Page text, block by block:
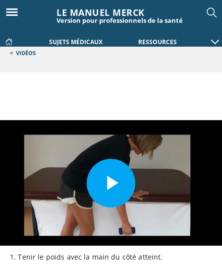
LE MANUEL MERCK
Version pour professionnels de la santé
SUJETS MÉDICAUX RESSOURCES
< VIDÉOS
1. Tenir le poids avec la main du côté atteint.